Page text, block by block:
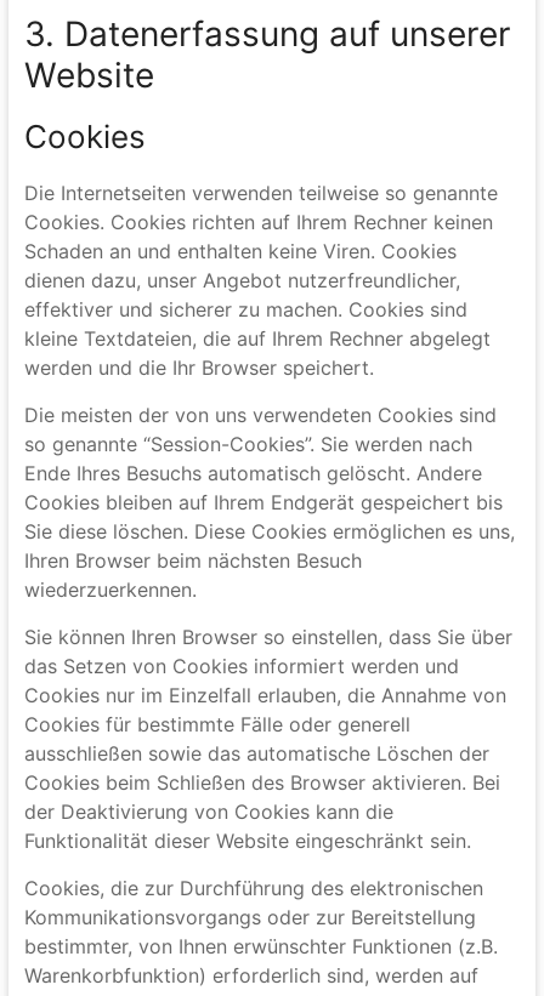
Die Betreiber der Seiten behalten sich ausdrücklich
rechtliche Schritte im Falle der unverlangten
Zusendung von Werbeinformationen, etwa durch
3. Datenerfassung auf unserer
Website
Cookies
Die Internetseiten verwenden teilweise so genannte
Cookies. Cookies richten auf Ihrem Rechner keinen
Schaden an und enthalten keine Viren. Cookies
dienen dazu, unser Angebot nutzerfreundlicher,
effektiver und sicherer zu machen. Cookies sind
kleine Textdateien, die auf Ihrem Rechner abgelegt
werden und die Ihr Browser speichert.
Die meisten der von uns verwendeten Cookies sind
so genannte “Session-Cookies”. Sie werden nach
Ende Ihres Besuchs automatisch gelöscht. Andere
Cookies bleiben auf Ihrem Endgerät gespeichert bis
Sie diese löschen. Diese Cookies ermöglichen es uns,
Ihren Browser beim nächsten Besuch
wiederzuerkennen.
Sie können Ihren Browser so einstellen, dass Sie über
das Setzen von Cookies informiert werden und
Cookies nur im Einzelfall erlauben, die Annahme von
Cookies für bestimmte Fälle oder generell
ausschließen sowie das automatische Löschen der
Cookies beim Schließen des Browser aktivieren. Bei
der Deaktivierung von Cookies kann die
Funktionalität dieser Website eingeschränkt sein.